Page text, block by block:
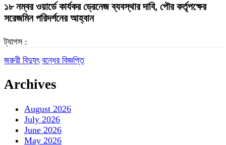
১৮ নম্বর ওয়ার্ডে কার্যকর ড্রেনেজ ব্যবস্থার দাবি, পৌর কর্তৃপক্ষের
সরেজমিন পরিদর্শনের আহ্বান
ট্যাগস :
জরুরী বিদ্যুৎ বন্ধের বিজ্ঞপ্তি
Archives
August 2026
July 2026
June 2026
May 2026